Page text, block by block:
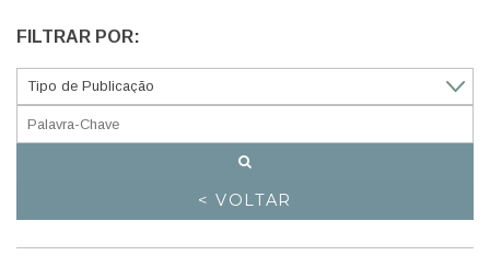
FILTRAR POR:
< VOLTAR